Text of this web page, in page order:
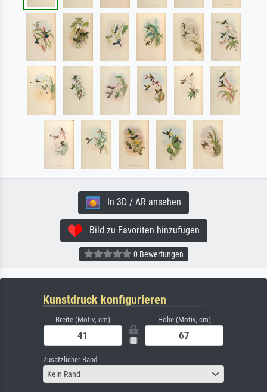
In 3D / AR ansehen
Bild zu Favoriten hinzufügen
0 Bewertungen
Kunstdruck konfigurieren
Breite (Motiv, cm) Höhe (Motiv, cm)
Zusätzlicher Rand
Kein Rand